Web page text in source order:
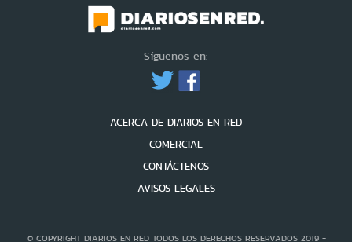
Síguenos en:
ACERCA DE DIARIOS EN RED
COMERCIAL
CONTÁCTENOS
AVISOS LEGALES
© COPYRIGHT DIARIOS EN RED TODOS LOS DERECHOS RESERVADOS 2019 -